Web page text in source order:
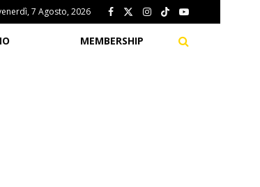
7 Agosto, 2026
MEMBERSHIP